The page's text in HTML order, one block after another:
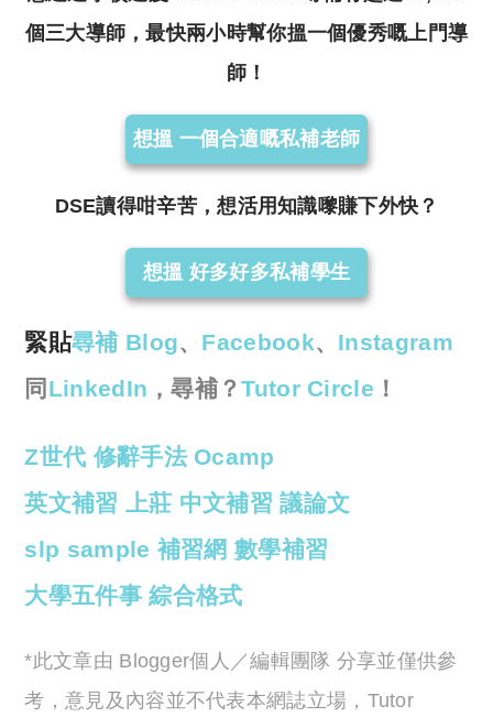
個三大導師，最快兩小時幫你搵一個優秀嘅上門導
師！
想搵 一個合適嘅私補老師
DSE讀得咁辛苦，想活用知識嚟賺下外快？
想搵 好多好多私補學生
緊貼尋補 Blog、 Facebook、 Instagram
同 LinkedIn ，尋補？Tutor Circle ！
Z世代 修辭手法 Ocamp
英文補習 上莊 中文補習 議論文
slp sample 補習網 數學補習
大學五件事 綜合格式
*此文章由 Blogger個人／編輯團隊 分享並僅供參
考，意見及內容並不代表本網誌立場，Tutor